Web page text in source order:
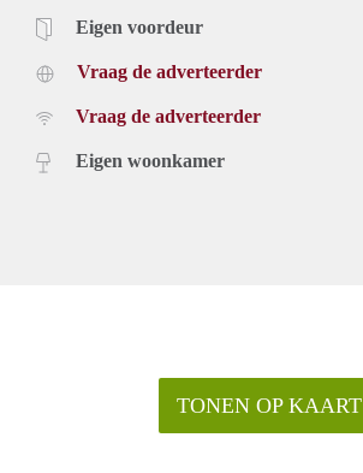
Eigen voordeur
Vraag de adverteerder
Vraag de adverteerder
Eigen woonkamer
TONEN OP KAART